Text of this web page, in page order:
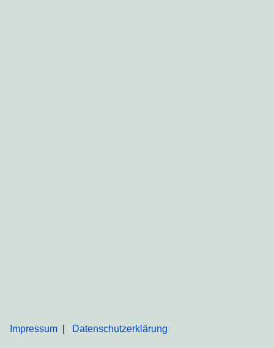
Impressum Datenschutzerklärung